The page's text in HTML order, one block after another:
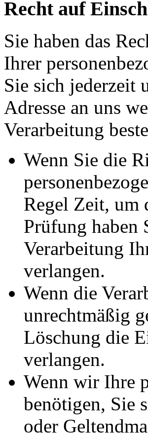
Recht auf
Sie haben das
Ihrer
Sie sich jederzeit
Adresse an uns
Verarbeitung
Wenn Sie die
Regel Zeit, um
Prüfung haben
Verarbeitung
verlangen.
Wenn die
unrechtmäßig
Löschung die
verlangen.
Wenn wir Ihre
benötigen, Sie
oder